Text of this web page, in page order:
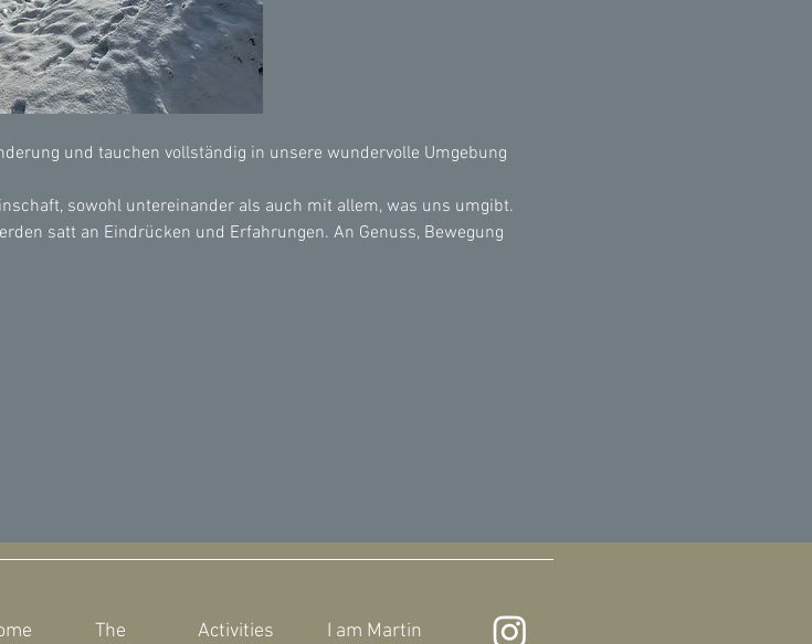
und tauchen vollständig in unsere wundervolle Umgebung
sowohl untereinander als auch mit allem, was uns umgibt.
satt an Eindrücken und Erfahrungen. An Genuss, Bewegung
The Activities I am Martin